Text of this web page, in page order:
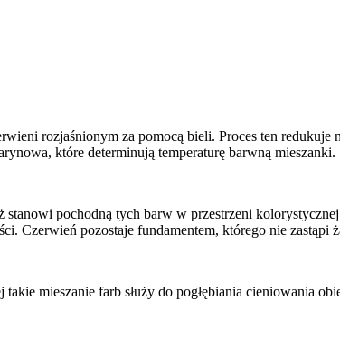
rozjaśnionym za pomocą bieli. Proces ten redukuje
które determinują temperaturę barwną mieszanki.
pochodną tych barw w przestrzeni
Czerwień pozostaje fundamentem, którego nie zastąpi
mieszanie farb służy do pogłębiania cieniowania